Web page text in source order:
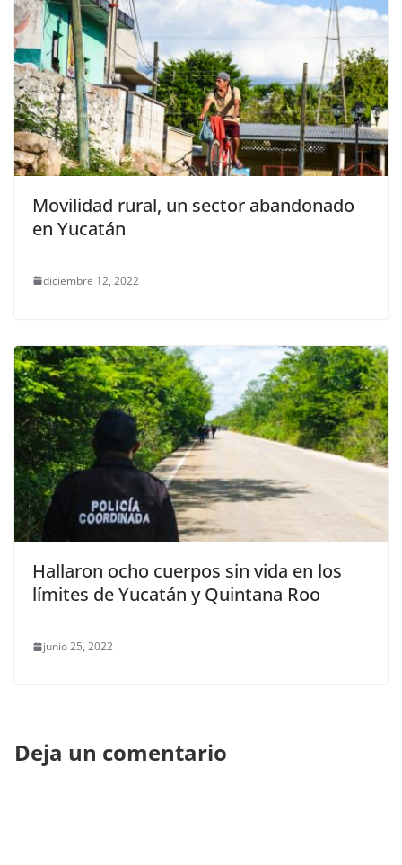
Movilidad rural, un sector abandonado
en Yucatán
diciembre 12, 2022
Hallaron ocho cuerpos sin vida en los
límites de Yucatán y Quintana Roo
junio 25, 2022
Deja un comentario